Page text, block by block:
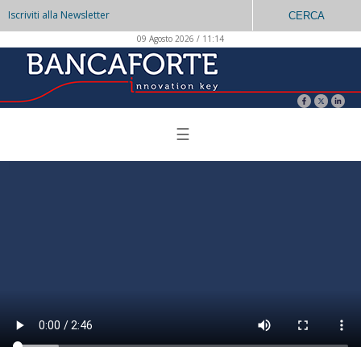
Iscriviti alla Newsletter CERCA
09 Agosto 2026 / 11:14
☰